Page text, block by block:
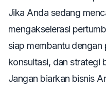
Jika Anda sedang
mengakselerasi
siap membantu dengan
konsultasi, dan strategi
Jangan biarkan bisnis